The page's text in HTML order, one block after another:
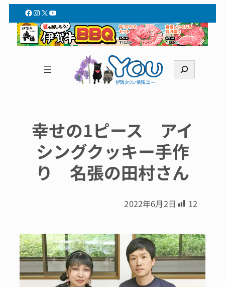
Facebook
Instagram
X YouTube
索
幸せの1ピース アイ
シングクッキー手作
り 名張の田村さん
2022年6月2日 12